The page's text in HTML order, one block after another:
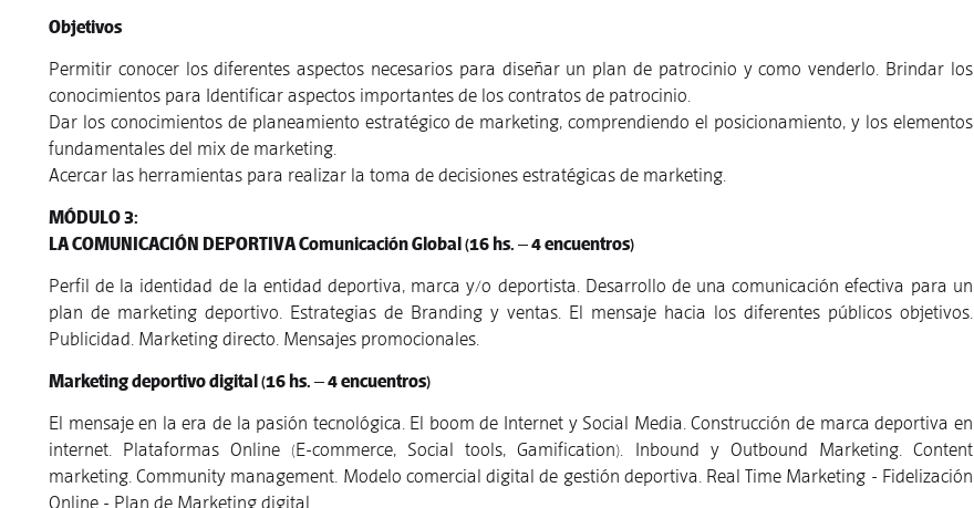
Objetivos
Permitir conocer los diferentes aspectos necesarios para diseñar un plan de patrocinio y como venderlo. Brindar los
conocimientos para Identificar aspectos importantes de los contratos de patrocinio.
Dar los conocimientos de planeamiento estratégico de marketing, comprendiendo el posicionamiento, y los elementos
fundamentales del mix de marketing.
Acercar las herramientas para realizar la toma de decisiones estratégicas de marketing.
MÓDULO 3:
LA COMUNICACIÓN DEPORTIVAComunicación Global (16 hs. – 4 encuentros)
Perfil de la identidad de la entidad deportiva, marca y/o deportista. Desarrollo de una comunicación efectiva para un
plan de marketing deportivo. Estrategias de Branding y ventas. El mensaje hacia los diferentes públicos objetivos.
Publicidad. Marketing directo. Mensajes promocionales.
Marketing deportivo digital (16 hs. – 4 encuentros)
El mensaje en la era de la pasión tecnológica. El boom de Internet y Social Media. Construcción de marca deportiva en
internet. Plataformas Online (E-commerce, Social tools, Gamification). Inbound y Outbound Marketing. Content
marketing. Community management. Modelo comercial digital de gestión deportiva. Real Time Marketing - Fidelización
Online - Plan de Marketing digital.